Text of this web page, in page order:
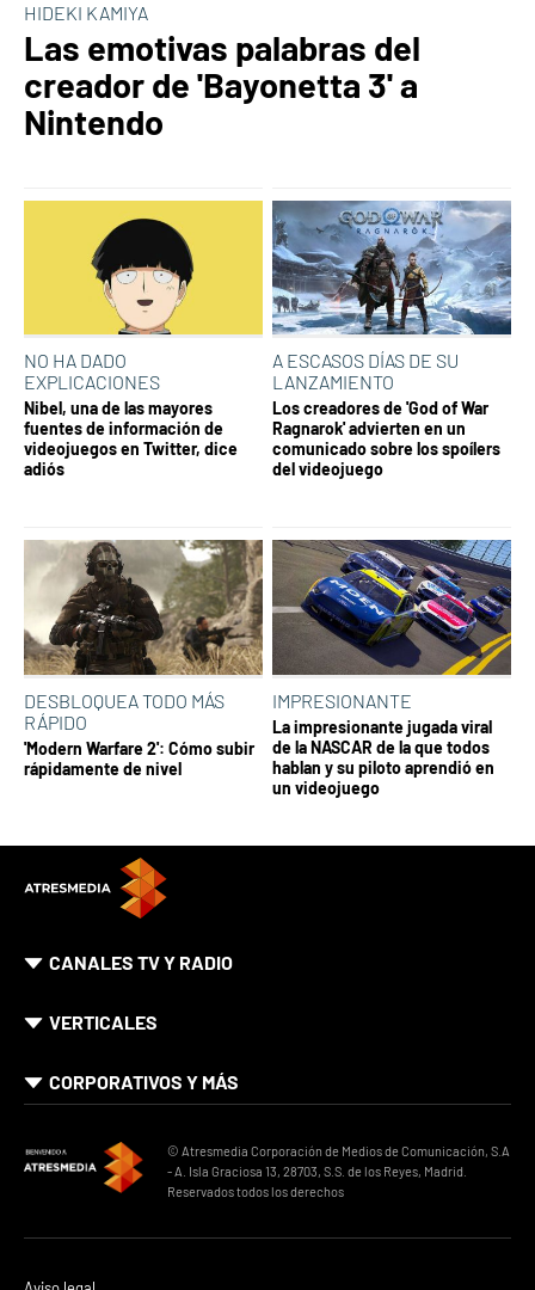
HIDEKI KAMIYA
Las emotivas palabras del
creador de 'Bayonetta 3' a
Nintendo
NO HA DADO
EXPLICACIONES
Nibel, una de las mayores
fuentes de información de
videojuegos en Twitter, dice
adiós
A ESCASOS DÍAS DE SU
LANZAMIENTO
Los creadores de 'God of War
Ragnarok' advierten en un
comunicado sobre los spoílers
del videojuego
DESBLOQUEA TODO MÁS
RÁPIDO
'Modern Warfare 2': Cómo subir
rápidamente de nivel
IMPRESIONANTE
La impresionante jugada viral
de la NASCAR de la que todos
hablan y su piloto aprendió en
un videojuego
CANALES TV Y RADIO
VERTICALES
CORPORATIVOS Y MÁS
© Atresmedia Corporación de Medios de Comunicación, S.A
- A. Isla Graciosa 13, 28703, S.S. de los Reyes, Madrid.
Reservados todos los derechos